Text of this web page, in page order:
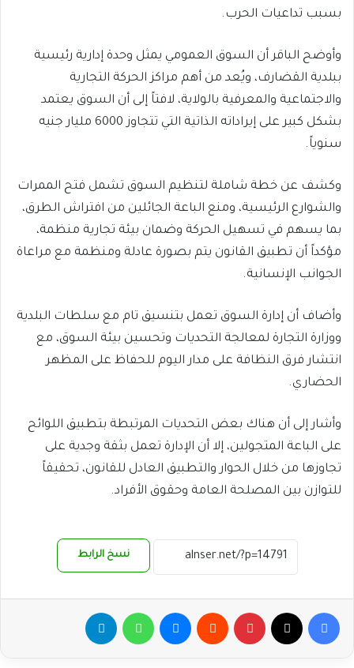
بسبب تداعيات الحرب.
وأوضح الباقر أن السوق العمومي يمثل وحدة إدارية رئيسية
ببلدية القضارف، ويُعد من أهم مراكز الحركة التجارية
والاجتماعية والمعرفية بالولاية، لافتاً إلى أن السوق يعتمد
بشكل كبير على إيراداته الذاتية التي تتجاوز 6000 مليار جنيه
سنوياً.
وكشف عن خطة شاملة لتنظيم السوق تشمل فتح الممرات
والشوارع الرئيسية، ومنع الباعة الجائلين من افتراش الطرق،
بما يسهم في تسهيل الحركة وضمان بيئة تجارية منظمة،
مؤكداً أن تطبيق القانون يتم بصورة عادلة ومنظمة مع مراعاة
الجوانب الإنسانية.
وأضاف أن إدارة السوق تعمل بتنسيق تام مع سلطات البلدية
ووزارة التجارة لمعالجة التحديات وتحسين بيئة السوق، مع
انتشار فرق النظافة على مدار اليوم للحفاظ على المظهر
الحضاري.
وأشار إلى أن هناك بعض التحديات المرتبطة بتطبيق اللوائح
على الباعة المتجولين، إلا أن الإدارة تعمل بثقة وجدية على
تجاوزها من خلال الحوار والتطبيق العادل للقانون، تحقيقاً
للتوازن بين المصلحة العامة وحقوق الأفراد.
نسخ الرابط
فيسبوك بينتيريست ماسنجر واتساب